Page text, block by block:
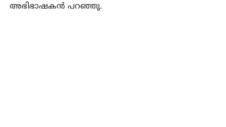
അഭിഭാഷകന്‍ പറഞ്ഞു.